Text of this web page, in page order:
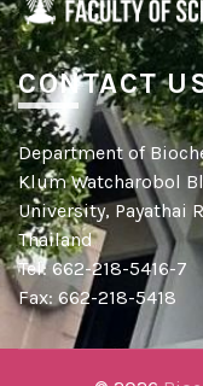
CONTACT
Department of
Klum Watcharobol
University, Payathai
Thailand
Tel: 662-218-5416-7
Fax: 662-218-5418